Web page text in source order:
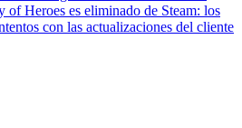
Heroes es eliminado de Steam: los
con las actualizaciones del cliente